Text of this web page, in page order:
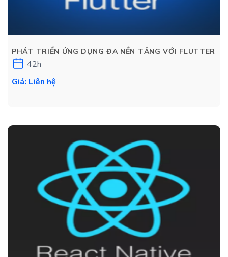
PHÁT TRIỂN ỨNG DỤNG ĐA NỀN TẢNG VỚI FLUTTER
42h
Giá: Liên hệ